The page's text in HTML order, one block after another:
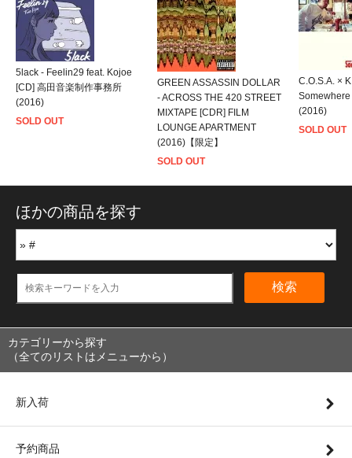
5lack - Feelin29 feat. Kojoe
[CD] 高田音楽制作事務所
(2016)
SOLD OUT
GREEN ASSASSIN DOLLAR
- ACROSS THE 420 STREET
MIXTAPE [CDR] FILM
LOUNGE APARTMENT
(2016)【限定】
SOLD OUT
C.O.S.A. ×
Somewhere
(2016)
SOLD OUT
ほかの商品を探す
検索
カテゴリーから探す
（全てのリストはメニューから）
新入荷
予約商品